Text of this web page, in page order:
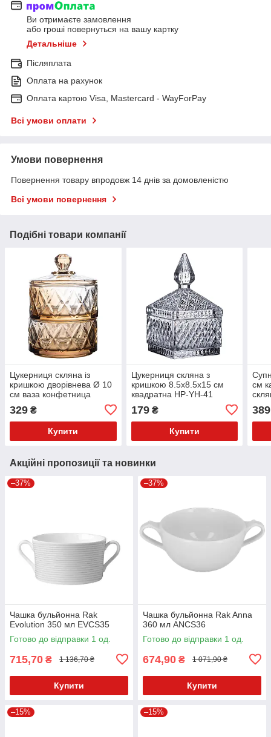
Ви отримаєте замовлення
або гроші повернуться на вашу картку
Детальніше
Післяплата
Оплата на рахунок
Оплата картою Visa, Mastercard - WayForPay
Всі умови оплати
Умови повернення
Повернення товару впродовж 14 днів за домовленістю
Всі умови повернення
Подібні товари компанії
Цукерниця скляна із
кришкою дворівнева Ø 10
см ваза конфетница
329 ₴
Купити
Цукерниця скляна з
кришкою 8.5х8.5х15 см
квадратна HP-YH-41
179₴
Купити
см
389
Акційні пропозиції та новинки
–37%
Чашка бульйонна Rak
Evolution 350 мл EVCS35
Готово до відправки 1 од.
715,70 ₴ 1 136,70 ₴
Купити
–37%
Чашка бульйонна Rak Anna
360 мл ANCS36
Готово до відправки 1 од.
674,90 ₴ 1 071,90 ₴
Купити
–15% –15%